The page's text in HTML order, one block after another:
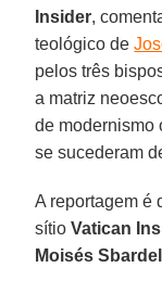
Insider,
teológico de
pelos três
a matriz
de modernismo
se sucederam
A reportagem é
sítioVatican
Moisés